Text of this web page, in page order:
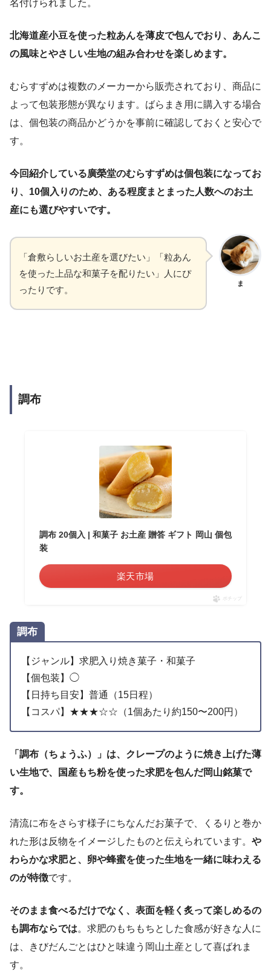
名付けられました。
北海道産小豆を使った粒あんを薄皮で包んでおり、あんこ
の風味とやさしい生地の組み合わせを楽しめます。
むらすずめは複数のメーカーから販売されており、商品に
よって包装形態が異なります。ばらまき用に購入する場合
は、個包装の商品かどうかを事前に確認しておくと安心で
す。
今回紹介している廣榮堂のむらすずめは個包装になってお
り、10個入りのため、ある程度まとまった人数へのお土
産にも選びやすいです。
ま
「倉敷らしいお土産を選びたい」「粒あん
を使った上品な和菓子を配りたい」人にぴ
ったりです。
調布
調布 20個入 | 和菓子 お土産 贈答 ギフト 岡山 個包
装
楽天市場
ポチップ
調布
【ジャンル】求肥入り焼き菓子・和菓子
【個包装】◯
【日持ち目安】普通（15日程）
【コスパ】★★★☆☆（1個あたり約150〜200円）
「調布（ちょうふ）」は、クレープのように焼き上げた薄
い生地で、国産もち粉を使った求肥を包んだ岡山銘菓で
す。
清流に布をさらす様子にちなんだお菓子で、くるりと巻か
れた形は反物をイメージしたものと伝えられています。 や
わらかな求肥と、卵や蜂蜜を使った生地を一緒に味わえる
のが特徴です。
そのまま食べるだけでなく、表面を軽く炙って楽しめるの
も調布ならでは。求肥のもちもちとした食感が好きな人に
は、きびだんごとはひと味違う岡山土産として喜ばれま
す。